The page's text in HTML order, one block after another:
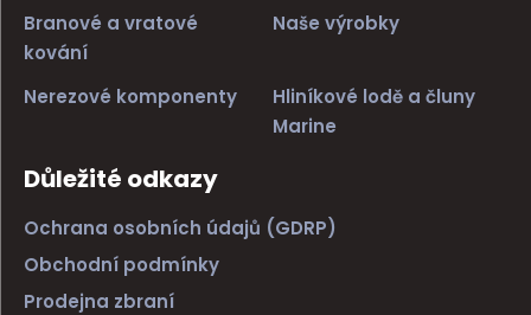
Branové a vratové
kování
Naše výrobky
Nerezové komponenty
Hliníkové lodě a čluny
Marine
Důležité odkazy
Ochrana osobních údajů (GDRP)
Obchodní podmínky
Prodejna zbraní